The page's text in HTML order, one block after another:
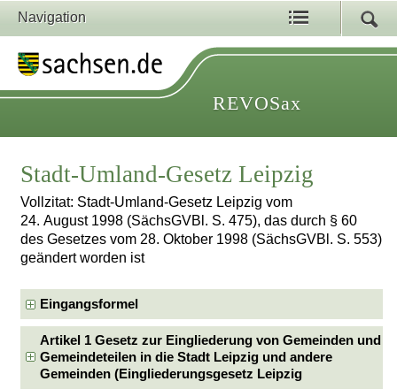
Navigation
REVOSax
Stadt-Umland-Gesetz Leipzig
Vollzitat: Stadt-Umland-Gesetz Leipzig vom
24. August 1998 (SächsGVBl. S. 475), das durch § 60
des Gesetzes vom 28. Oktober 1998 (SächsGVBl. S. 553)
geändert worden ist
Eingangsformel
Artikel 1 Gesetz zur Eingliederung von Gemeinden und
Gemeindeteilen in die Stadt Leipzig und andere
Gemeinden (Eingliederungsgesetz Leipzig